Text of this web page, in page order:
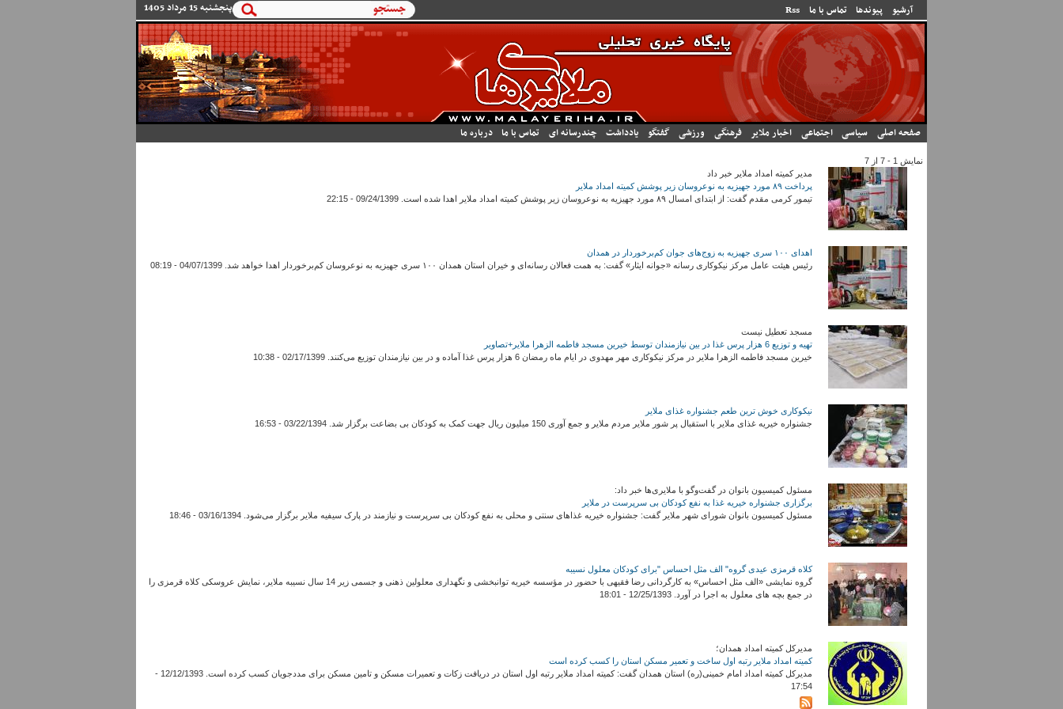
آرشیو پیوندها تماس با ما Rss پنجشنبه 15 مرداد 1405 فرم جستجو
جستجو
صفحه اصلی سیاسی اجتماعی اخبار ملایر فرهنگی ورزشی گفتگو یادداشت چندرسانه ای تماس با ما درباره ما
نمایش 1 - 7 از 7
مدیر کمیته امداد ملایر خبر داد
پرداخت ۸۹ مورد جهیزیه به نوعروسان زیر پوشش کمیته امداد ملایر
تیمور کرمی مقدم گفت: از ابتدای امسال ۸۹ مورد جهیزیه به نوعروسان زیر پوشش کمیته امداد ملایر اهدا شده است. 09/24/1399 - 22:15
اهدای ١٠٠ سری جهیزیه به زوج‌های جوان کم‌برخوردار در همدان
رئیس هیئت عامل مرکز نیکوکاری رسانه «جوانه ایثار» گفت: به همت فعالان رسانه‌ای و خیران استان همدان ١٠٠ سری جهیزیه به نوعروسان کم‌برخوردار اهدا خواهد شد. 04/07/1399 - 08:19
مسجد تعطیل نیست
تهیه و توزیع 6 هزار پرس غذا در بین نیازمندان توسط خیرین مسجد فاطمه الزهرا ملایر+تصاویر
خیرین مسجد فاطمه الزهرا ملایر در مرکز نیکوکاری مهر مهدوی در ایام ماه رمضان 6 هزار پرس غذا آماده و در بین نیازمندان توزیع می‌کنند. 02/17/1399 - 10:38
نیکوکاری خوش ترین طعم جشنواره غذای ملایر
جشنواره خیریه غذای ملایر با استقبال پر شور ملایر مردم ملایر و جمع آوری 150 میلیون ریال جهت کمک به کودکان بی بضاعت برگزار شد. 03/22/1394 - 16:53
مسئول کمیسیون بانوان در گفت‌وگو با ملایری‌ها خبر داد:
برگزاری جشنواره خیریه غذا به نفع کودکان بی سرپرست در ملایر
مسئول کمیسیون بانوان شورای شهر ملایر گفت: جشنواره خیریه غذاهای سنتی و محلی به نفع کودکان بی سرپرست و نیازمند در پارک سیفیه ملایر برگزار می‌شود. 03/16/1394 - 18:46
کلاه قرمزی عیدی گروه" الف مثل احساس "برای کودکان معلول نسیبه
گروه نمایشی «الف مثل احساس» به کارگردانی رضا فقیهی با حضور در مؤسسه خیریه توانبخشی و نگهداری معلولین ذهنی و جسمی زیر 14 سال نسیبه ملایر، نمایش عروسکی کلاه قرمزی را
در جمع بچه های معلول به اجرا در آورد. 12/25/1393 - 18:01
مدیرکل کمیته امداد همدان؛
کمیته امداد ملایر رتبه اول ساخت و تعمیر مسکن استان را کسب کرده است
مدیرکل کمیته امداد امام خمینی(ره) استان همدان گفت: کمیته امداد ملایر رتبه اول استان در دریافت زکات و تعمیرات مسکن و تامین مسکن برای مددجویان کسب کرده است. 12/12/1393 -
17:54